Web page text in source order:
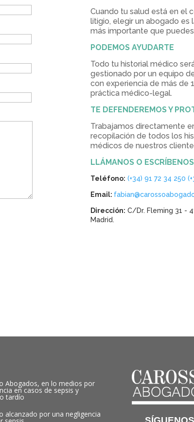
Cuando tu salud está en el
litigio, elegir un abogado es
más importante que
PODEMOS AYUDARTE
Todo tu historial médico
gestionado por un equipo
con experiencia de más de
práctica médico-legal.
TE DEFENDEREMOS Y
Trabajamos directamente
recopilación de todos los
médicos de nuestros
LLÁMANOS O ESCRÍBENOS
Teléfono: (+34) 91 72 34 250
Email:
Dirección: C/Dr. Fleming 31 -
Madrid.
Abogados, en lo medios por
en casos de sepsis y
tardío
alcanzado por una negligencia